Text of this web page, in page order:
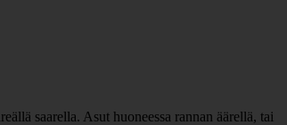
saarella. Asut huoneessa rannan äärellä, tai